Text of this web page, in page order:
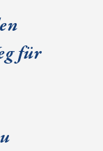
für